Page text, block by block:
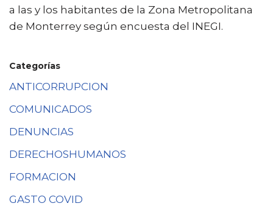
a las y los habitantes de la Zona Metropolitana
de Monterrey según encuesta del INEGI.
Categorías
ANTICORRUPCION
COMUNICADOS
DENUNCIAS
DERECHOSHUMANOS
FORMACION
GASTO COVID